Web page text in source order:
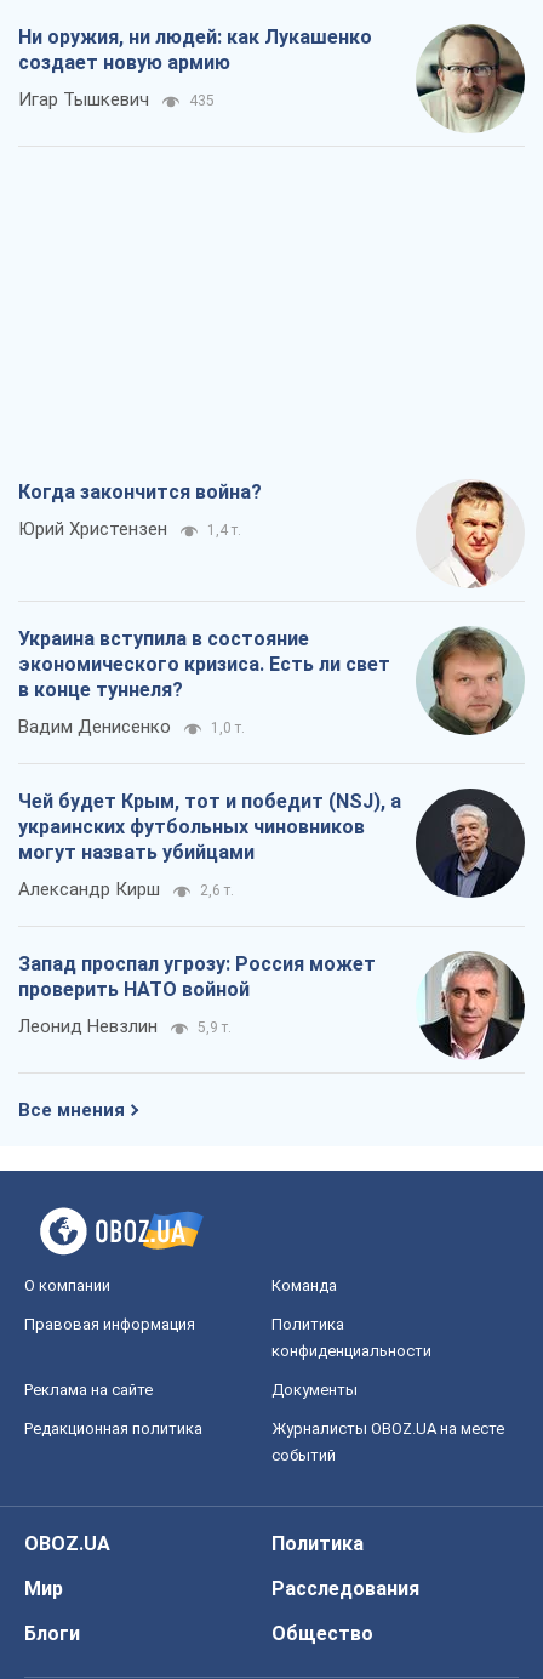
Ни оружия, ни людей: как Лукашенко
создает новую армию
Игар Тышкевич 435
Когда закончится война?
Юрий Христензен 1,4 т.
Украина вступила в состояние
экономического кризиса. Есть ли свет
в конце туннеля?
Вадим Денисенко 1,0 т.
Чей будет Крым, тот и победит (NSJ), а
украинских футбольных чиновников
могут назвать убийцами
Александр Кирш 2,6 т.
Запад проспал угрозу: Россия может
проверить НАТО войной
Леонид Невзлин 5,9 т.
Все мнения
О компании Команда
Правовая информация
Политика
конфиденциальности
Реклама на сайте Документы
Редакционная политика
Журналисты OBOZ.UA на месте
событий
OBOZ.UA
Политика
Мир
Расследования
Блоги
Общество